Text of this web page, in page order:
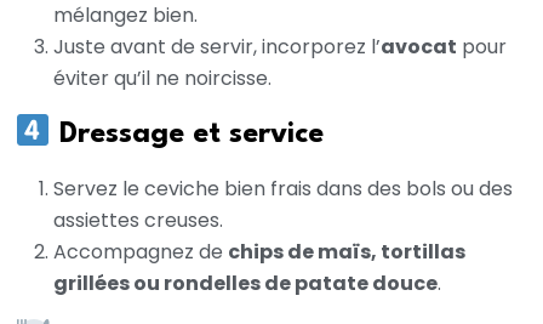
mélangez bien.
Juste avant de servir, incorporez l’avocat pour
éviter qu’il ne noircisse.
Dressage et service
Servez le ceviche bien frais dans des bols ou des
assiettes creuses.
Accompagnez de chips de maïs, tortillas
grillées ou rondelles de patate douce.